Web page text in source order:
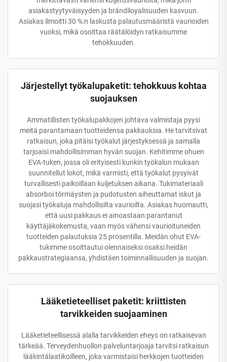
asiakastyytyväisyyden ja brändiloyalisuuden kasvuun.
Asiakas ilmoitti 30 %:n laskusta palautusmääristä vaurioiden
vuoksi, mikä osoittaa räätälöidyn ratkaisumme
tehokkuuden.
Järjestellyt työkalupaketit: tehokkuus kohtaa
suojauksen
Ammatillisten työkalupakkojen johtava valmistaja pyysi
meitä parantamaan tuotteidensa pakkauksia. He tarvitsivat
ratkaisun, joka pitäisi työkalut järjestyksessä ja samalla
tarjoaisi mahdollisimman hyvän suojan. Kehitimme ohuen
EVA-tuken, jossa oli erityisesti kunkin työkalun mukaan
suunnitellut lokot, mikä varmisti, että työkalut pysyivät
turvallisesti paikoillaan kuljetuksen aikana. Tukimateriaali
absorboi törmäysten ja pudotusten aiheuttamat iskut ja
suojasi työkaluja mahdollisilta vaurioilta. Asiakas huomautti,
että uusi pakkaus ei ainoastaan parantanut
käyttäjäkokemusta, vaan myös vähensi vaurioituneiden
tuotteiden palautuksia 25 prosentilla. Meidän ohut EVA-
tukimme osoittautui olennaiseksi osaksi heidän
pakkaustrategiaansa, yhdistäen toiminnallisuuden ja suojan.
Lääketieteelliset paketit: kriittisten
tarvikkeiden suojaaminen
Lääketieteellisessä alalla tarvikkeiden eheys on ratkaisevan
tärkeää. Terveydenhuollon palveluntarjoaja tarvitsi ratkaisun
lääkintälaatikoilleen, joka varmistaisi herkkojen tuotteiden